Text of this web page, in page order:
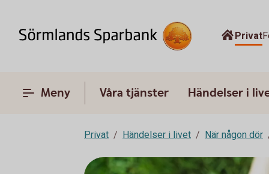
Privat
Meny Våra tjänster Händelser i
Privat Händelser i livet När någon dör